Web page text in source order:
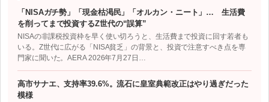
「NISAガチ勢」「現金枯渇民」「オルカン・ニート」… 生活費
を削ってまで投資するZ世代の“誤算”
NISAの非課税投資枠を早く使い切ろうと、生活費まで投資に回す若者も
いる。Z世代に広がる「NISA貧乏」の背景と、投資で注意すべき点を専
門家に聞いた。AERA 2026年7月27日…
高市サナエ、支持率39.6%。流石に皇室典範改正はやり過ぎだった
模様